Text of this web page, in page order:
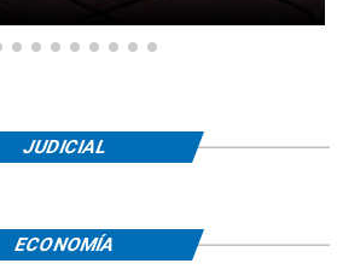
JUDICIAL
ECONOMÍA